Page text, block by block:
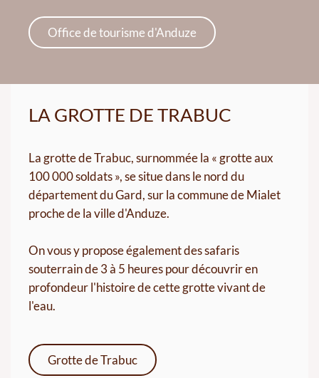
Office de tourisme d'Anduze
LA GROTTE DE TRABUC
La grotte de Trabuc, surnommée la « grotte aux
100 000 soldats », se situe dans le nord du
département du Gard, sur la commune de Mialet
proche de la ville d'Anduze.
On vous y propose également des safaris
souterrain de 3 à 5 heures pour découvrir en
profondeur l'histoire de cette grotte vivant de
l'eau.
Grotte de Trabuc